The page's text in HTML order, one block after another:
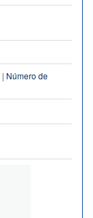
| Número de